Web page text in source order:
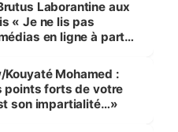
Laborantine aux
en ligne à part
Kouyaté Mohamed :
points forts de votre
son impartialité…»